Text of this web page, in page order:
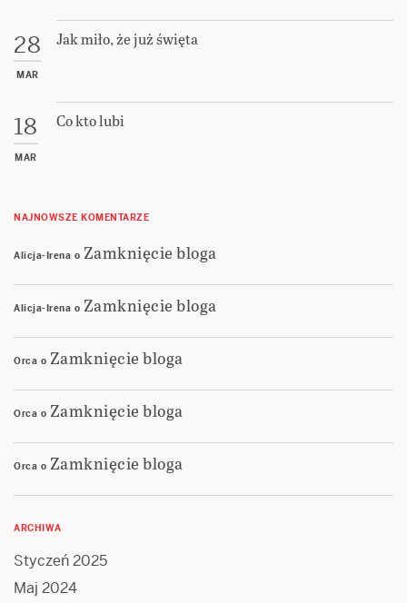
28
MAR
Jak miło, że już święta
18
MAR
Co kto lubi
NAJNOWSZE KOMENTARZE
Alicja-Irena o Zamknięcie bloga
Alicja-Irena o Zamknięcie bloga
Orca o Zamknięcie bloga
Orca o Zamknięcie bloga
Orca o Zamknięcie bloga
ARCHIWA
Styczeń 2025
Maj 2024